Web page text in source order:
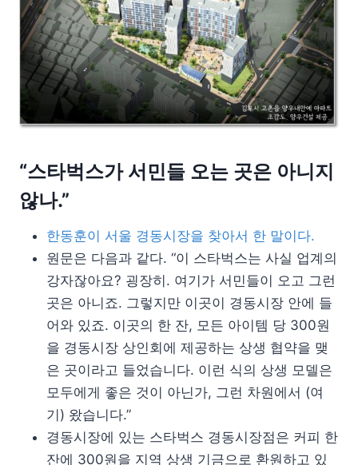
“스타벅스가 서민들 오는 곳은 아니지
않나.”
한동훈이 서울 경동시장을 찾아서 한 말이다.
원문은 다음과 같다. “이 스타벅스는 사실 업계의
강자잖아요? 굉장히. 여기가 서민들이 오고 그런
곳은 아니죠. 그렇지만 이곳이 경동시장 안에 들
어와 있죠. 이곳의 한 잔, 모든 아이템 당 300원
을 경동시장 상인회에 제공하는 상생 협약을 맺
은 곳이라고 들었습니다. 이런 식의 상생 모델은
모두에게 좋은 것이 아닌가, 그런 차원에서 (여
기) 왔습니다.”
경동시장에 있는 스타벅스 경동시장점은 커피 한
잔에 300원을 지역 상생 기금으로 환원하고 있